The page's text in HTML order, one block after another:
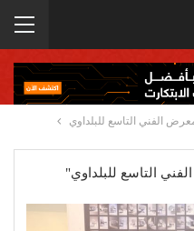
الفني التاسع للبلداوي
التاسع للبلداوي"